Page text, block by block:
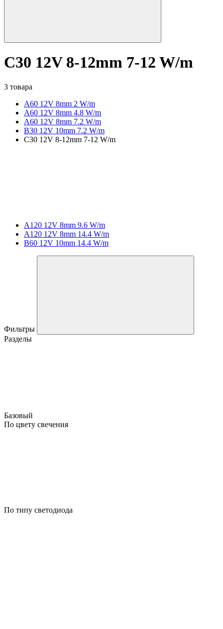
C30 12V 8-12mm 7-12 W/m
3 товара
A60 12V 8mm 2 W/m
A60 12V 8mm 4.8 W/m
A60 12V 8mm 7.2 W/m
B30 12V 10mm 7.2 W/m
C30 12V 8-12mm 7-12 W/m
A120 12V 8mm 9.6 W/m
A120 12V 8mm 14.4 W/m
B60 12V 10mm 14.4 W/m
Фильтры
Разделы
Базовый
По цвету свечения
По типу светодиода